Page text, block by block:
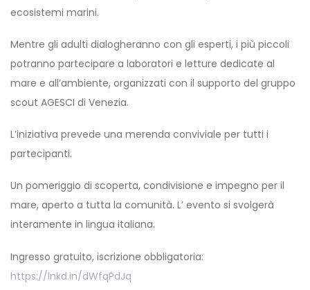
ecosistemi marini.
Mentre gli adulti dialogheranno con gli esperti, i più piccoli
potranno partecipare a laboratori e letture dedicate al
mare e all’ambiente, organizzati con il supporto del gruppo
scout AGESCI di Venezia.
L’iniziativa prevede una merenda conviviale per tutti i
partecipanti.
Un pomeriggio di scoperta, condivisione e impegno per il
mare, aperto a tutta la comunità. L’ evento si svolgerà
interamente in lingua italiana.
Ingresso gratuito, iscrizione obbligatoria:
https://lnkd.in/dWfqPdJq